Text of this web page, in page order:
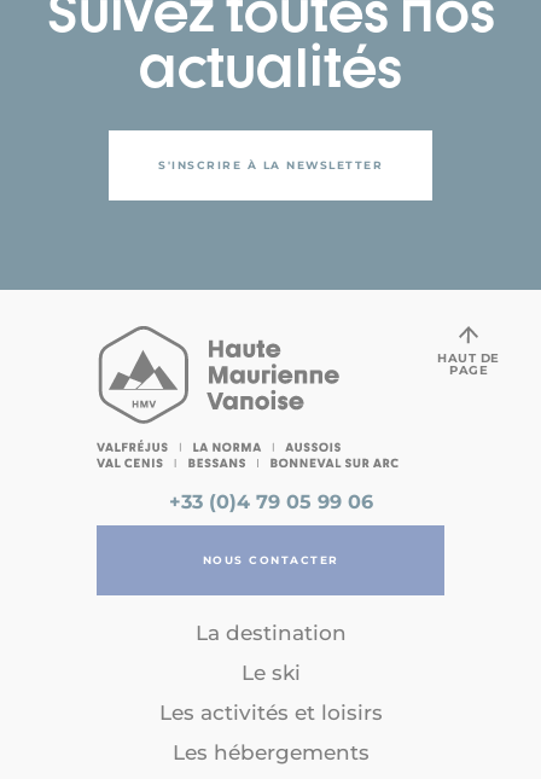
actualités
S'INSCRIRE À LA NEWSLETTER
+33 (0)4 79 05 99 06
NOUS CONTACTER
La destination
Le ski
Les activités et loisirs
Les hébergements
HAUT DE
PAGE